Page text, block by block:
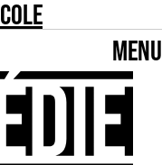
MENU